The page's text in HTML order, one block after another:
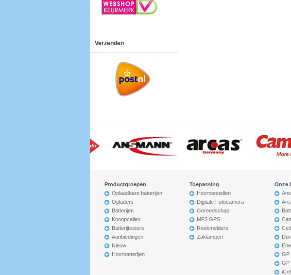
Verzenden
Productgroepen
Oplaadbare batterijen
Opladers
Batterijen
Knoopcellen
Batterijtesters
Aanbiedingen
Nieuw
Hoorbatterijen
Toepassing
Hoortoestellen
Digitale Fotocamera
Gereedschap
MP3 GPS
Rookmelders
Zaklampen
Onze
GP
GP